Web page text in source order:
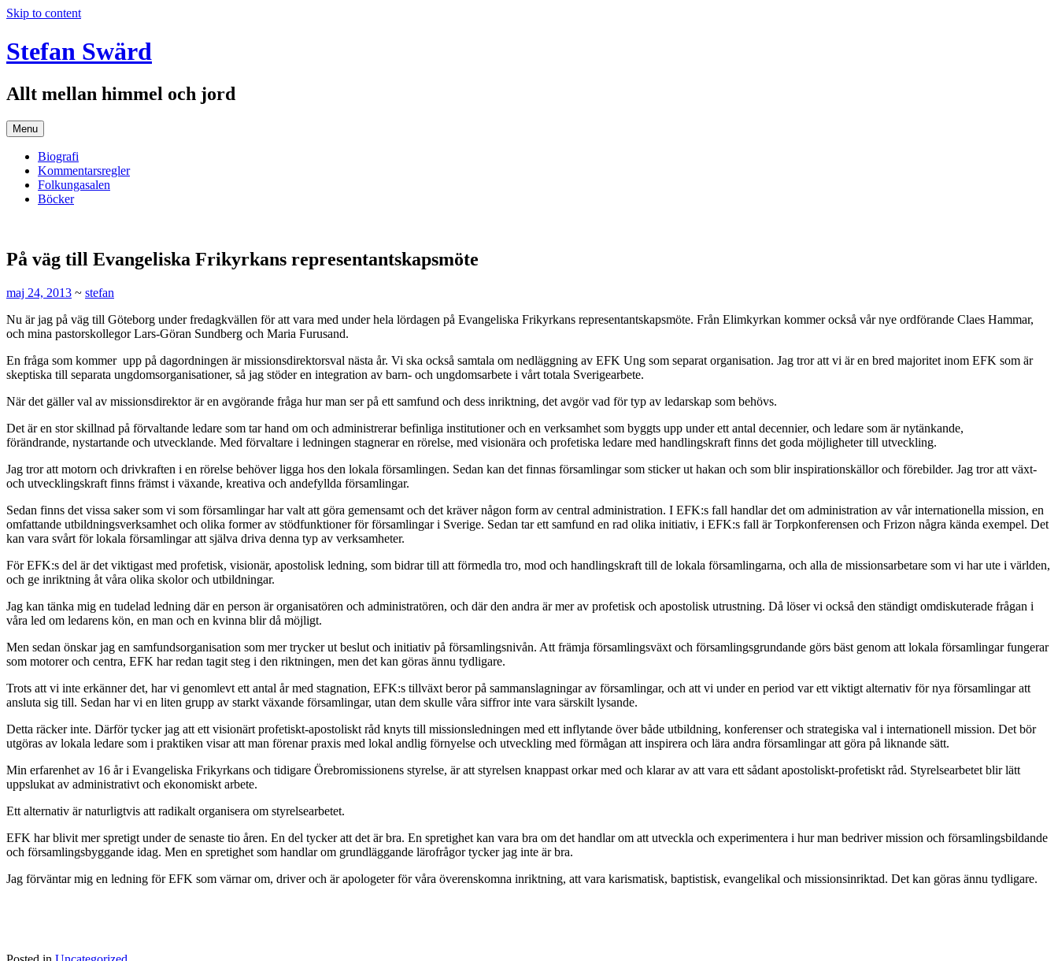
Skip to content
Stefan Swärd
Allt mellan himmel och jord
Menu
Biografi
Kommentarsregler
Folkungasalen
Böcker
På väg till Evangeliska Frikyrkans representantskapsmöte
maj 24, 2013 ~ stefan
Nu är jag på väg till Göteborg under fredagkvällen för att vara med under hela lördagen på Evangeliska Frikyrkans representantskapsmöte. Från Elimkyrkan kommer också vår nye ordförande Claes Hammar,
och mina pastorskollegor Lars-Göran Sundberg och Maria Furusand.
En fråga som kommer upp på dagordningen är missionsdirektorsval nästa år. Vi ska också samtala om nedläggning av EFK Ung som separat organisation. Jag tror att vi är en bred majoritet inom EFK som är
skeptiska till separata ungdomsorganisationer, så jag stöder en integration av barn- och ungdomsarbete i vårt totala Sverigearbete.
När det gäller val av missionsdirektor är en avgörande fråga hur man ser på ett samfund och dess inriktning, det avgör vad för typ av ledarskap som behövs.
Det är en stor skillnad på förvaltande ledare som tar hand om och administrerar befinliga institutioner och en verksamhet som byggts upp under ett antal decennier, och ledare som är nytänkande,
förändrande, nystartande och utvecklande. Med förvaltare i ledningen stagnerar en rörelse, med visionära och profetiska ledare med handlingskraft finns det goda möjligheter till utveckling.
Jag tror att motorn och drivkraften i en rörelse behöver ligga hos den lokala församlingen. Sedan kan det finnas församlingar som sticker ut hakan och som blir inspirationskällor och förebilder. Jag tror att växt-
och utvecklingskraft finns främst i växande, kreativa och andefyllda församlingar.
Sedan finns det vissa saker som vi som församlingar har valt att göra gemensamt och det kräver någon form av central administration. I EFK:s fall handlar det om administration av vår internationella mission, en
omfattande utbildningsverksamhet och olika former av stödfunktioner för församlingar i Sverige. Sedan tar ett samfund en rad olika initiativ, i EFK:s fall är Torpkonferensen och Frizon några kända exempel. Det
kan vara svårt för lokala församlingar att själva driva denna typ av verksamheter.
För EFK:s del är det viktigast med profetisk, visionär, apostolisk ledning, som bidrar till att förmedla tro, mod och handlingskraft till de lokala församlingarna, och alla de missionsarbetare som vi har ute i världen,
och ge inriktning åt våra olika skolor och utbildningar.
Jag kan tänka mig en tudelad ledning där en person är organisatören och administratören, och där den andra är mer av profetisk och apostolisk utrustning. Då löser vi också den ständigt omdiskuterade frågan i
våra led om ledarens kön, en man och en kvinna blir då möjligt.
Men sedan önskar jag en samfundsorganisation som mer trycker ut beslut och initiativ på församlingsnivån. Att främja församlingsväxt och församlingsgrundande görs bäst genom att lokala församlingar fungerar
som motorer och centra, EFK har redan tagit steg i den riktningen, men det kan göras ännu tydligare.
Trots att vi inte erkänner det, har vi genomlevt ett antal år med stagnation, EFK:s tillväxt beror på sammanslagningar av församlingar, och att vi under en period var ett viktigt alternativ för nya församlingar att
ansluta sig till. Sedan har vi en liten grupp av starkt växande församlingar, utan dem skulle våra siffror inte vara särskilt lysande.
Detta räcker inte. Därför tycker jag att ett visionärt profetiskt-apostoliskt råd knyts till missionsledningen med ett inflytande över både utbildning, konferenser och strategiska val i internationell mission. Det bör
utgöras av lokala ledare som i praktiken visar att man förenar praxis med lokal andlig förnyelse och utveckling med förmågan att inspirera och lära andra församlingar att göra på liknande sätt.
Min erfarenhet av 16 år i Evangeliska Frikyrkans och tidigare Örebromissionens styrelse, är att styrelsen knappast orkar med och klarar av att vara ett sådant apostoliskt-profetiskt råd. Styrelsearbetet blir lätt
uppslukat av administrativt och ekonomiskt arbete.
Ett alternativ är naturligtvis att radikalt organisera om styrelsearbetet.
EFK har blivit mer spretigt under de senaste tio åren. En del tycker att det är bra. En spretighet kan vara bra om det handlar om att utveckla och experimentera i hur man bedriver mission och församlingsbildande
och församlingsbyggande idag. Men en spretighet som handlar om grundläggande lärofrågor tycker jag inte är bra.
Jag förväntar mig en ledning för EFK som värnar om, driver och är apologeter för våra överenskomna inriktning, att vara karismatisk, baptistisk, evangelikal och missionsinriktad. Det kan göras ännu tydligare.